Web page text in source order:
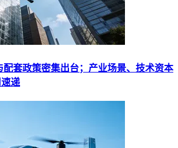
配套政策密集出台；产业场景、技术资本
递